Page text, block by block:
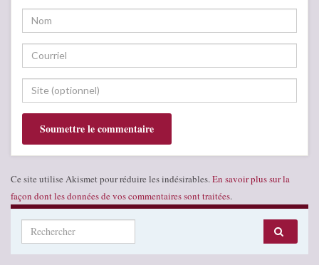
Ce site utilise Akismet pour réduire les indésirables. En savoir plus sur la
façon dont les données de vos commentaires sont traitées.
Search for: